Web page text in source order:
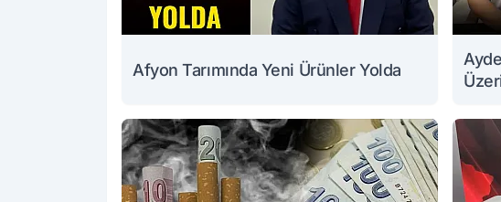
Afyon Tarımında Yeni Ürünler Yolda